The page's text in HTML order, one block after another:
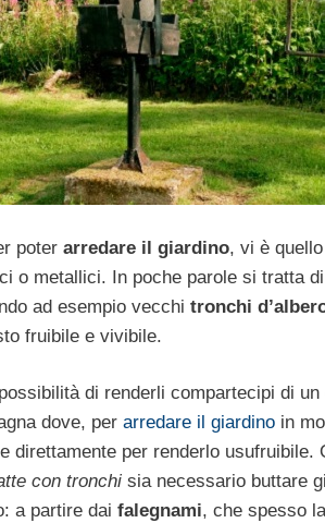
poterarredare il giardino, vi è
o metallici. In poche parole si tratta
ad esempio vecchi tronchi
fruibile e vivibile.
di renderli compartecipi di
dove, per arredare il giardinoin
direttamente per renderlo
con tronchisia necessario buttare
a partire dai falegnami, che spesso